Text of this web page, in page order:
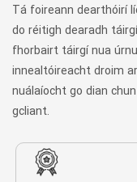
Tá foireann dearthóirí
do réitigh dearadh
fhorbairt táirgí nua
innealtóireacht droim
nuálaíocht go dian
gcliant.